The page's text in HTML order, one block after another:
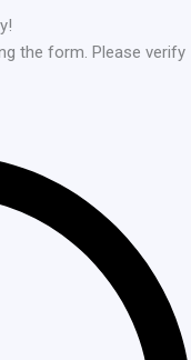
the form. Please verify